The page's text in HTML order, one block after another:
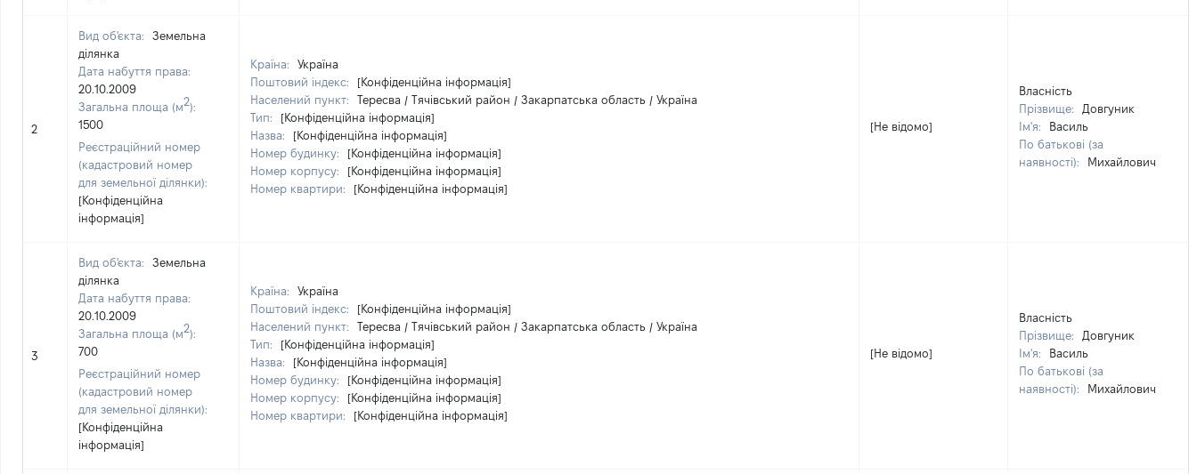
2
Вид об'єкта:
Земельна
ділянка
Дата набуття права:
20.10.2009
Загальна площа (м2):
1500
Реєстраційний номер
(кадастровий номер
для земельної ділянки):
[Конфіденційна
інформація]
Країна:
Україна
Поштовий індекс:
[Конфіденційна інформація]
Населений пункт:
Тересва / Тячівський район / Закарпатська область / Україна
Тип:
[Конфіденційна інформація]
Назва:
[Конфіденційна інформація]
Номер будинку:
[Конфіденційна інформація]
Номер корпусу:
[Конфіденційна інформація]
Номер квартири:
[Конфіденційна інформація]
[Не відомо]
Власність
Прізвище:
Довгуник
Ім'я:
Василь
По батькові (за
наявності):
Михайлович
3
Вид об'єкта:
Земельна
ділянка
Дата набуття права:
20.10.2009
Загальна площа (м2):
700
Реєстраційний номер
(кадастровий номер
для земельної ділянки):
[Конфіденційна
інформація]
Країна:
Україна
Поштовий індекс:
[Конфіденційна інформація]
Населений пункт:
Тересва / Тячівський район / Закарпатська область / Україна
Тип:
[Конфіденційна інформація]
Назва:
[Конфіденційна інформація]
Номер будинку:
[Конфіденційна інформація]
Номер корпусу:
[Конфіденційна інформація]
Номер квартири:
[Конфіденційна інформація]
[Не відомо]
Власність
Прізвище:
Довгуник
Ім'я:
Василь
По батькові (за
наявності):
Михайлович